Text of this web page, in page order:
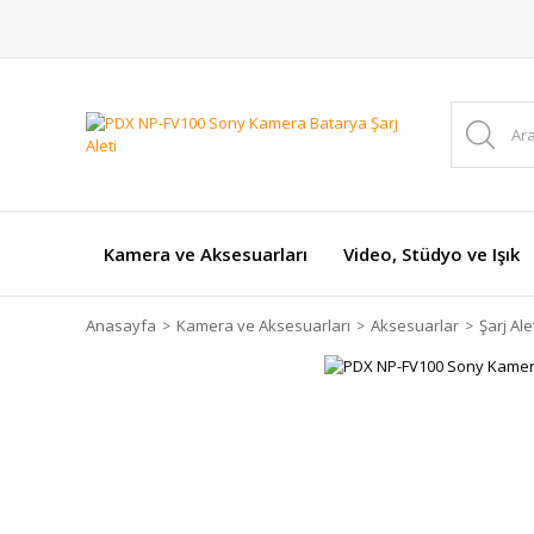
Kamera ve Aksesuarları Video, Stüdyo ve Işık
Anasayfa Kamera ve Aksesuarları Aksesuarlar Şarj